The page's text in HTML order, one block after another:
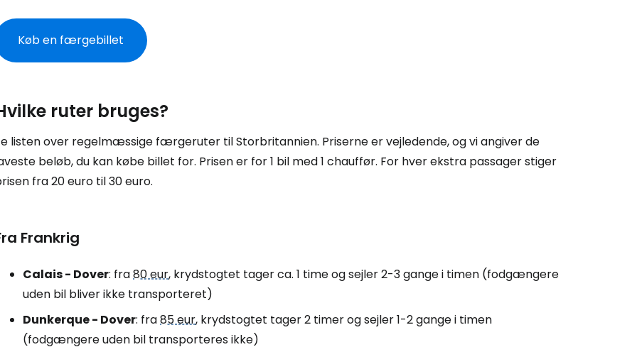
Køb en færgebillet
ruter bruges?
listen over regelmæssige færgeruter til Storbritannien. Priserne er vejledende, og vi angiver de
beløb, du kan købe billet for. Prisen er for 1 bil med 1 chauffør. For hver ekstra passager stiger
fra 20 euro til 30 euro.
Frankrig
Calais - Dover: fra80 eur, krydstogtet tager ca. 1 time og sejler 2-3 gange i timen (fodgængere
uden bil bliver ikke transporteret)
Dunkerque - Dover: fra85 eur, krydstogtet tager 2 timer og sejler 1-2 gange i timen
(fodgængere uden bil transporteres ikke)